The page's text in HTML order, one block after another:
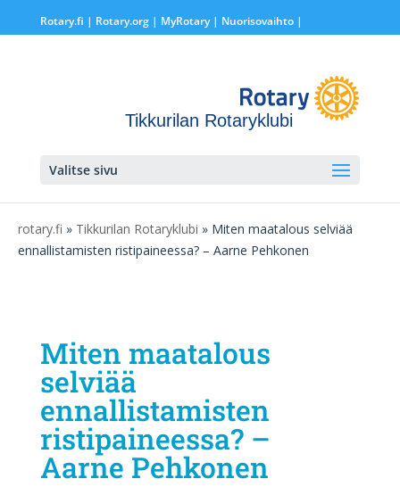
Rotary.fi | Rotary.org| MyRotary | Nuorisovaihto|
Tikkurilan Rotaryklubi
Valitse sivu
rotary.fi » Tikkurilan Rotaryklubi » Miten maatalous selviää
ennallistamisten ristipaineessa? – Aarne Pehkonen
Miten maatalous
selviää
ennallistamisten
ristipaineessa? –
Aarne Pehkonen